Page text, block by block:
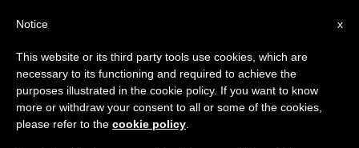
Homilía del papa en la Jornada
de las Familias Católicas Croatas
×
Aviso importante
Del 27 de julio al 7 de agosto haremos la pausa
anual, aprovechando que en el periodo de verano
se generan menos informaciones y también el
x
Notice
This website or its third party tools use cookies, which are
necessary to its functioning and required to achieve the
purposes illustrated in the cookie policy. If you want to know
more or withdraw your consent to all or some of the cookies,
please refer to the cookie policy